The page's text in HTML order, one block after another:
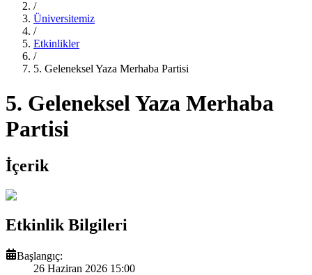
/
Üniversitemiz
/
Etkinlikler
/
5. Geleneksel Yaza Merhaba Partisi
5. Geleneksel Yaza Merhaba
Partisi
İçerik
Etkinlik Bilgileri
Başlangıç:
26 Haziran 2026 15:00